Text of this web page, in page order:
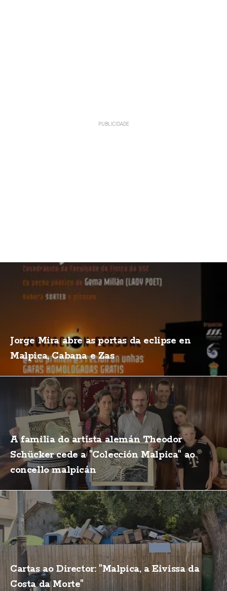
Jorge Mira abre as portas da eclipse en
Malpica, Cabana e Zas
A familia do artista alemán Theodor
Schücker cede a "Colección Malpica" ao
concello malpicán
Cartas ao Director: "Malpica, a Eivissa da
Costa da Morte"